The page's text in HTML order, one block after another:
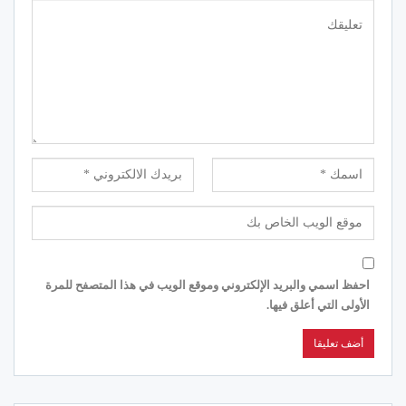
احفظ اسمي والبريد الإلكتروني وموقع الويب في هذا المتصفح للمرة
الأولى التي أعلق فيها.